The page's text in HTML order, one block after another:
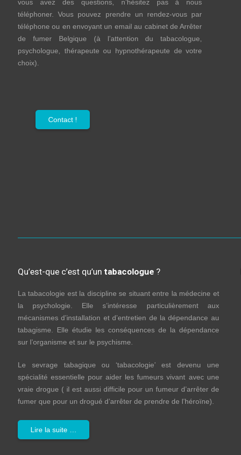
vous avez des questions, n’hésitez pas à nous
téléphoner. Vous pouvez prendre un rendez-vous par
téléphone ou en envoyant un email au cabinet de Arrêter
de fumer Belgique (à l’attention du tabacologue,
psychologue, thérapeute ou hypnothérapeute de votre
choix).
Contact !
Qu’est-que c’est qu’un tabacologue ?
La tabacologie est la discipline se situant entre la médecine et
la psychologie. Elle s’intéresse particulièrement aux
mécanismes d’installation et d’entretien de la dépendance au
tabagisme. Elle étudie les conséquences de la dépendance
sur l’organisme et sur le psychisme.
Le sevrage tabagique ou ‘tabacologie’ est devenu une
spécialité essentielle pour aider les fumeurs vivant avec une
vraie drogue ( il est aussi difficile pour un fumeur d’arrêter de
fumer que pour un drogué d’arrêter de prendre de l’héroïne).
Lire la suite …